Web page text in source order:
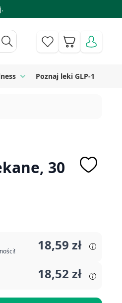
Koszyk
medycznyfor Intymne
Toggle submenu for Wellness
Poznaj leki GLP-1
30
18,59 zł
18,52 zł